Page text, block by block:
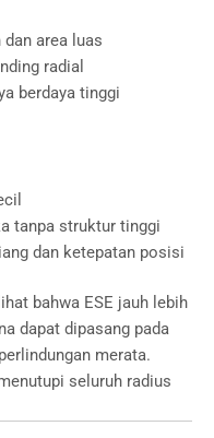
area luas
radial
berdaya tinggi
tanpa struktur tinggi
dan ketepatan posisi
bahwa ESE jauh lebih
dapat dipasang pada
merata.
seluruh radius